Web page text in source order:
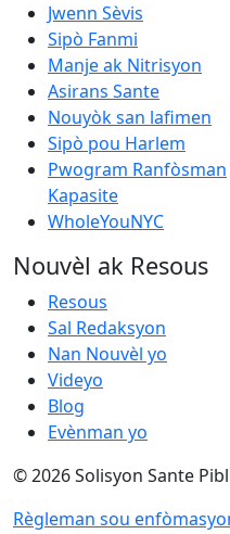
Jwenn Sèvis
Sipò Fanmi
Manje ak Nitrisyon
Asirans Sante
Nouyòk san lafimen
Sipò pou Harlem
Pwogram Ranfòsman
Kapasite
WholeYouNYC
Nouvèl ak Resous
Resous
Sal Redaksyon
Nan Nouvèl yo
Videyo
Blog
Evènman yo
© 2026 Solisyon Sante
Règleman sou